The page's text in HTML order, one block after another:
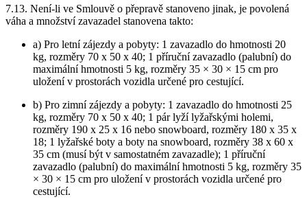
7.13. Není-li ve Smlouvě o přepravě stanoveno jinak, je povolená
váha a množství zavazadel stanovena takto:
a) Pro letní zájezdy a pobyty: 1 zavazadlo do hmotnosti 20
kg, rozměry 70 x 50 x 40; 1 příruční zavazadlo (palubní) do
maximální hmotnosti 5 kg, rozměry 35 × 30 × 15 cm pro
uložení v prostorách vozidla určené pro cestující.
b) Pro zimní zájezdy a pobyty: 1 zavazadlo do hmotnosti 25
kg, rozměry 70 x 50 x 40; 1 pár lyží lyžařskými holemi,
rozměry 190 x 25 x 16 nebo snowboard, rozměry 180 x 35 x
18; 1 lyžařské boty a boty na snowboard, rozměry 38 x 60 x
35 cm (musí být v samostatném zavazadle); 1 příruční
zavazadlo (palubní) do maximální hmotnosti 5 kg, rozměry 35
× 30 × 15 cm pro uložení v prostorách vozidla určené pro
cestující.